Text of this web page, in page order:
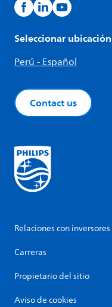
Seleccionar ubicación
Perú - Español
Contact us
Relaciones con inversores
Carreras
Propietario del sitio
Aviso de cookies